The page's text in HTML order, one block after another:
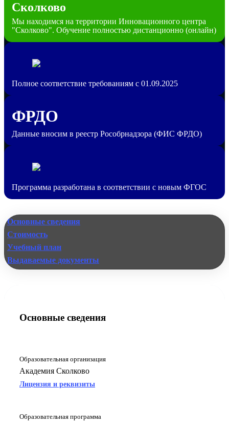
Сколково
Мы находимся на территории Инновационного центра
"Сколково". Обучение полностью дистанционно (онлайн)
Полное соответствие требованиям с 01.09.2025
ФРДО
Данные вносим в реестр Рособрнадзора (ФИС ФРДО)
Программа разработана в соответствии с новым ФГОС
Основные сведения
Стоимость
Учебный план
Выдаваемые документы
Основные сведения
Образовательная организация
Академия Сколково
Лицензия и реквизиты
Образовательная программа